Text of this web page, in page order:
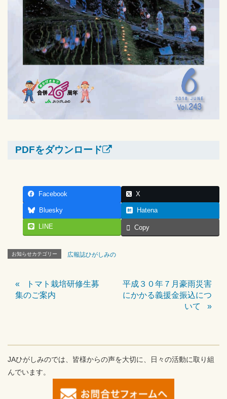
PDFをダウンロード
Facebook X
Bluesky Hatena
LINE Copy
お知らせカテゴリー 広報誌ひがしみの
トマト栽培研修生募
集のご案内
平成３０年７月豪雨災害
にかかる義援金振込につ
いて
JAひがしみのでは、皆様からの声を大切に、日々の活動に取り組
んでいます。